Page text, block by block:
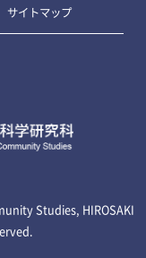
サイトマップ
Studies, HIROSAKI